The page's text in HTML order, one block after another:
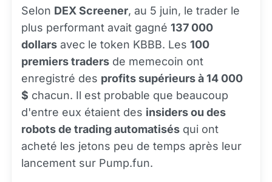
Selon DEX Screener, au 5 juin, le trader le
plus performant avait gagné 137 000
dollars avec le token KBBB. Les 100
premiers traders de memecoin ont
enregistré des profits supérieurs à 14 000
$ chacun. Il est probable que beaucoup
d'entre eux étaient des insiders ou des
robots de trading automatisés qui ont
acheté les jetons peu de temps après leur
lancement sur Pump.fun.